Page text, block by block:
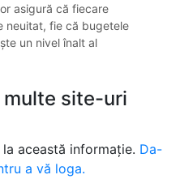
asigură că fiecare
neuitat, fie că bugetele
un nivel înalt al
multe site-uri
această informație. Da-
a vă loga.